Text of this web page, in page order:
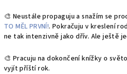
🎨 Neustále propaguju a snažím se
TO MĚL PRVNÍ!. Pokračuju v kreslení
ne tak intenzivně jako dřív. Ale ještě
🎨 Pracuju na dokončení knížky o
vyjít příští rok.